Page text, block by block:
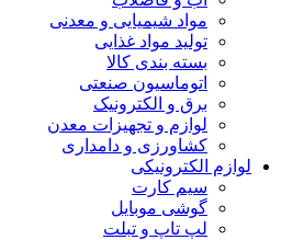
مواد شیمیایی و معدنی
تولید مواد غذایی
بسته بندی کالا
اتوماسیون صنعتی
برق و الکترونیک
لوازم و تجهیزات معدن
کشاورزی و دامداری
لوازم الکترونیکی
سیم کارت
گوشی موبایل
لپ تاپ و تبلت